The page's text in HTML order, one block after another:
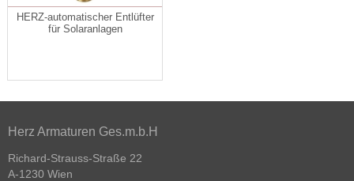
HERZ-automatischer Entlüfter
für Solaranlagen
Herz Armaturen Ges.m.b.H
Richard-Strauss-Straße 22
A-1230 Wien